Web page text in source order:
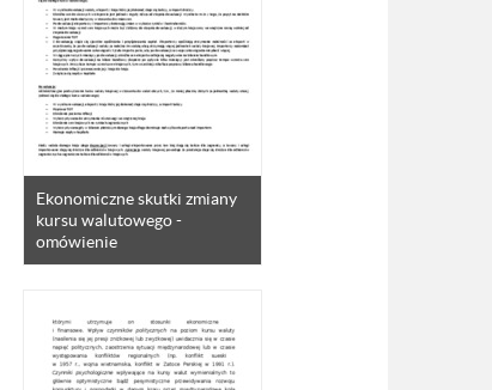
Ekonomiczne skutki zmiany
kursu walutowego -
omówienie